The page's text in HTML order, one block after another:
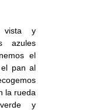
vista y
azules
el
pan al
la rueda
y